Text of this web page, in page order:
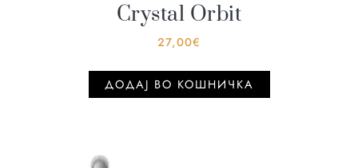
Crystal Orbit
27,00€
ДОДАJ ВО КОШНИЧКА